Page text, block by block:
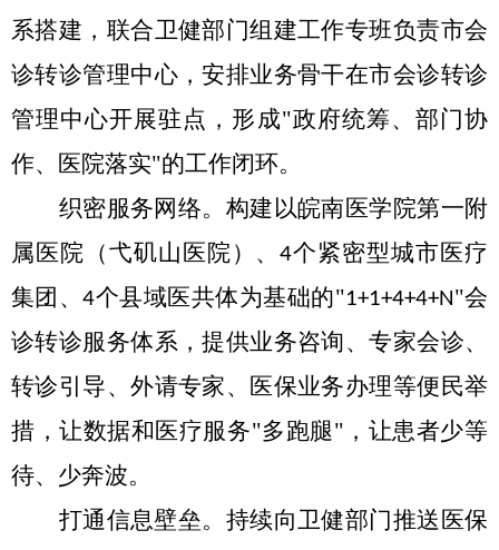
系搭建， 联合卫健部门组建工作专班负责市会
诊转诊管理中心，安排业务骨干在市会诊转诊
管理中心开展驻点， 形成"政府统筹、部门协
作、医院落实"的工作闭环。
织密服务网络。 构建以皖南医学院第一附
属医院（弋矶山医院）、4个紧密型城市医疗
集团、4个县域医共体为基础的"1+1+4+4+N"会
诊转诊服务体系，提供业务咨询、专家会诊、
转诊引导、外请专家、医保业务办理等便民举
措，让数据和医疗服务"多跑腿"，让患者少等
待、少奔波。
打通信息壁垒。 持续向卫健部门推送医保